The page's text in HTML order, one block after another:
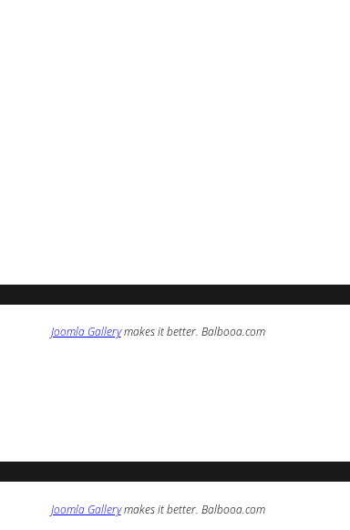
Joomla Gallerymakes it better. Balbooa.com
Joomla Gallerymakes it better. Balbooa.com